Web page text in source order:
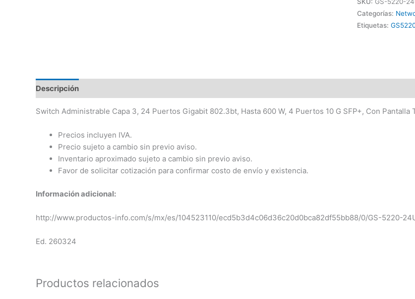
SKU: GS-5220-
Categorías:
Etiquetas:
Descripción
Switch Administrable Capa 3, 24 Puertos Gigabit 802.3bt, Hasta 600 W, 4 Puertos 10 G SFP+, Con Pantalla
Precios incluyen IVA.
Precio sujeto a cambio sin previo aviso.
Inventario aproximado sujeto a cambio sin previo aviso.
Favor de solicitar cotización para confirmar costo de envío y existencia.
Información adicional:
http://www.productos-info.com/s/mx/es/104523110/ecd5b3d4c06d36c20d0bca82df55bb88/0/GS-5220-
Ed. 260324
Productos relacionados